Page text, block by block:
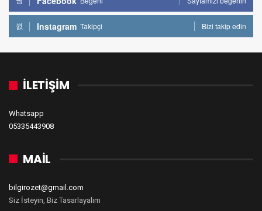
Instagram Takipçi Bizi takip edin
İLETİŞİM
Whatsapp
05335443908
MAİL
bilgirozet@gmail.com
Siz İsteyin, Biz Tasarlayalım